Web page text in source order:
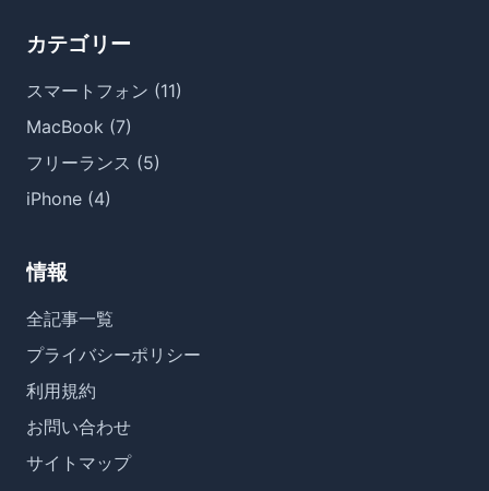
カテゴリー
スマートフォン (11)
MacBook (7)
フリーランス (5)
iPhone (4)
情報
全記事一覧
プライバシーポリシー
利用規約
お問い合わせ
サイトマップ